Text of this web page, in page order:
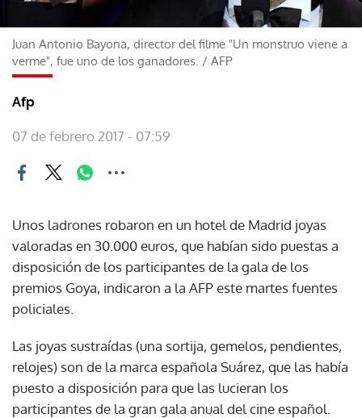
Juan Antonio Bayona, director del filme "Un monstruo viene a
verme", fue uno de los ganadores. / AFP
Afp
07 de febrero 2017 - 07:59
Unos ladrones robaron en un hotel de Madrid joyas
valoradas en 30.000 euros, que habían sido puestas a
disposición de los participantes de la gala de los
premios Goya, indicaron a la AFP este martes fuentes
policiales.
Las joyas sustraídas (una sortija, gemelos, pendientes,
relojes) son de la marca española Suárez, que las había
puesto a disposición para que las lucieran los
participantes de la gran gala anual del cine español.